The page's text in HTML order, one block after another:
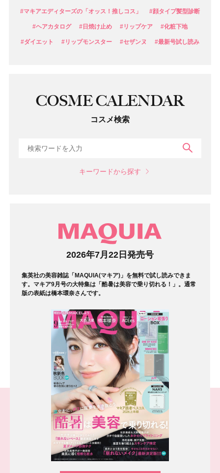
#マキアエディターズの「オッス！推しコス」 #顔タイプ髪型診断
#ヘアカタログ #日焼け止め #リップケア #化粧下地
#ダイエット #リップモンスター #セザンヌ #最新号試し読み
COSME CALENDAR
コスメ検索
キーワードから探す
2026年7月22日発売号
集英社の美容雑誌「MAQUIA(マキア)」を無料で試し読みできま
す。マキア9月号の大特集は「酷暑は美容で乗り切れる！」。通常
版の表紙は橋本環奈さんです。